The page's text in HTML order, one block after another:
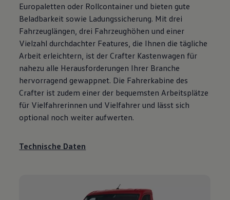
Europaletten oder Rollcontainer und bieten gute
Beladbarkeit sowie Ladungssicherung. Mit drei
Fahrzeuglängen, drei Fahrzeughöhen und einer
Vielzahl durchdachter Features, die Ihnen die tägliche
Arbeit erleichtern, ist der Crafter Kastenwagen für
nahezu alle Herausforderungen Ihrer Branche
hervorragend gewappnet. Die Fahrerkabine des
Crafter ist zudem einer der bequemsten Arbeitsplätze
für Vielfahrerinnen und Vielfahrer und lässt sich
optional noch weiter aufwerten.
Technische Daten